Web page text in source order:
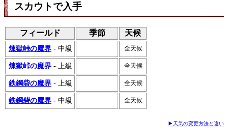
スカウトで入手
フィールド 季節 天候
煉獄峠の魔界 - 中級 全天候
煉獄峠の魔界 - 上級 全天候
鉄鋼砦の魔界 - 上級 全天候
鉄鋼砦の魔界 - 中級 全天候
▶天気の変更方法と違い